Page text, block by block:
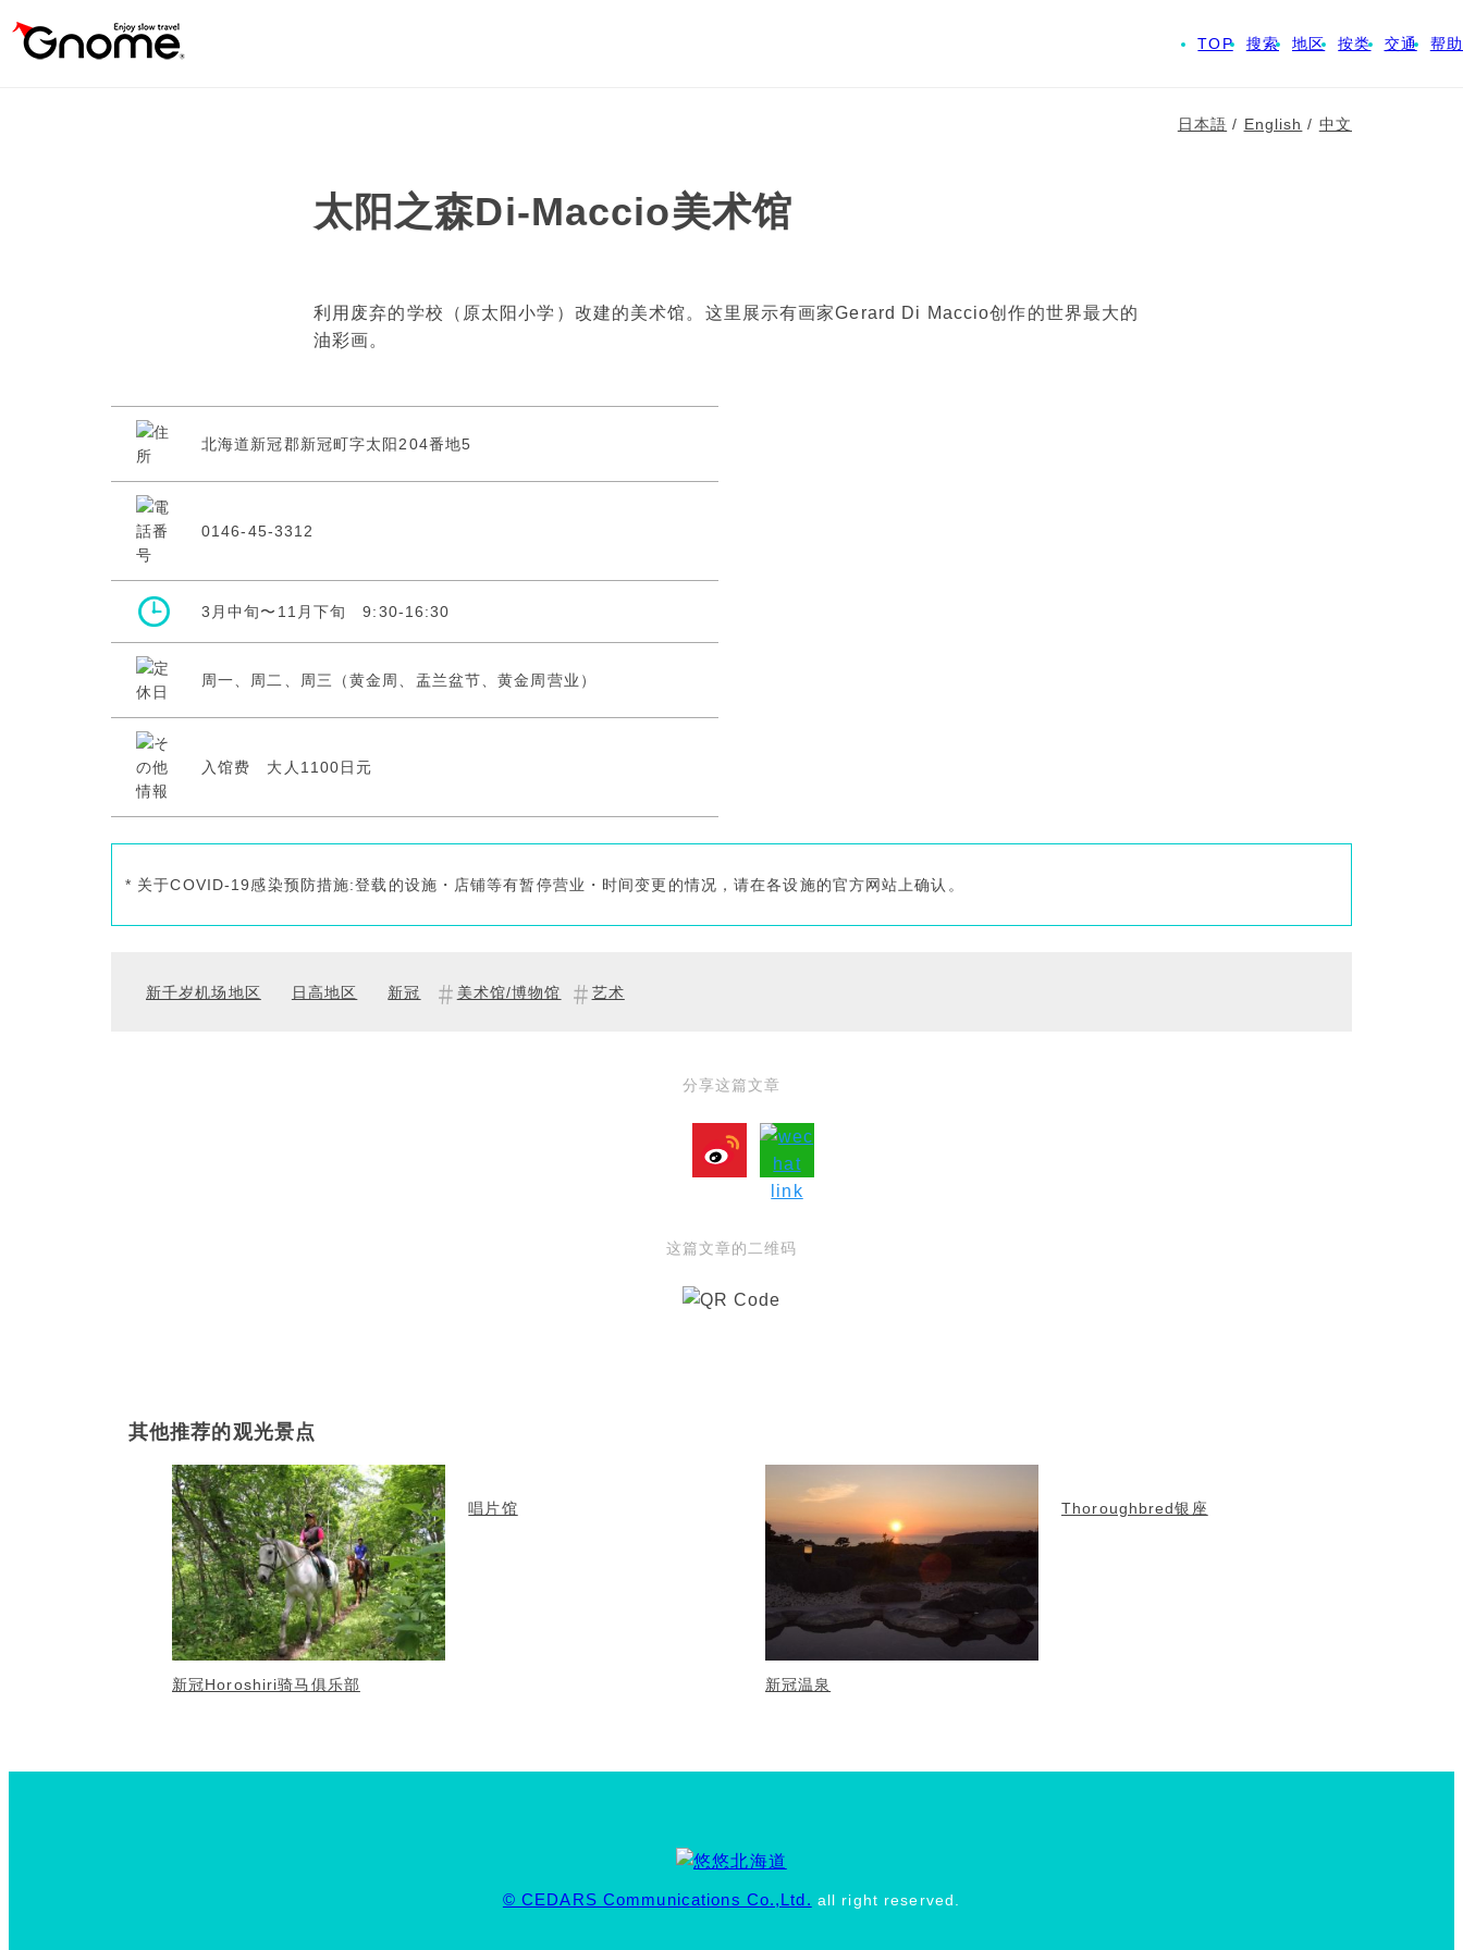
TOP 搜索 地区 按类 交通 帮助
日本語 / English / 中文
太阳之森Di-Maccio美术馆
利用废弃的学校（原太阳小学）改建的美术馆。这里展示有画家Gerard Di Maccio创作的世界最大的
油彩画。
北海道新冠郡新冠町字太阳204番地5
0146-45-3312
3月中旬〜11月下旬 9:30-16:30
周一、周二、周三（黄金周、盂兰盆节、黄金周营业）
入馆费 大人1100日元
* 关于COVID-19感染预防措施:登载的设施・店铺等有暂停营业・时间变更的情况，请在各设施的官方网站上确认。
新千岁机场地区 日高地区 新冠 美术馆/博物馆 艺术
分享这篇文章
这篇文章的二维码
其他推荐的观光景点
新冠Horoshiri骑马俱乐部
唱片馆
新冠温泉
Thoroughbred银座
© CEDARS Communications Co.,Ltd. all right reserved.